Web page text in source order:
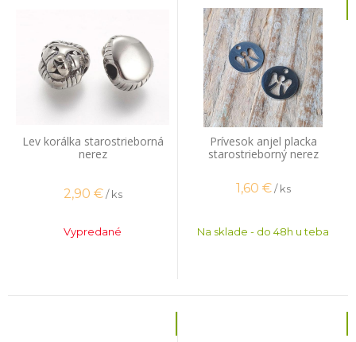
Lev korálka starostrieborná
nerez
2,90 € / ks
Vypredané
Prívesok anjel placka
starostrieborný nerez
1,60 € / ks
Na sklade - do 48h u teba